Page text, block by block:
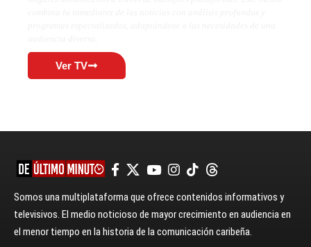
Ver TV
Somos una multiplataforma que ofrece contenidos informativos y
televisivos. El medio noticioso de mayor crecimiento en audiencia en
el menor tiempo en la historia de la comunicación caribeña.